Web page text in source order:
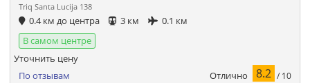
Triq Santa Lucija 138
0.4 км до центра 3 км
0.1 км
В самом центре
По отзывам Отлично 8.2 / 10
Уточнить цену